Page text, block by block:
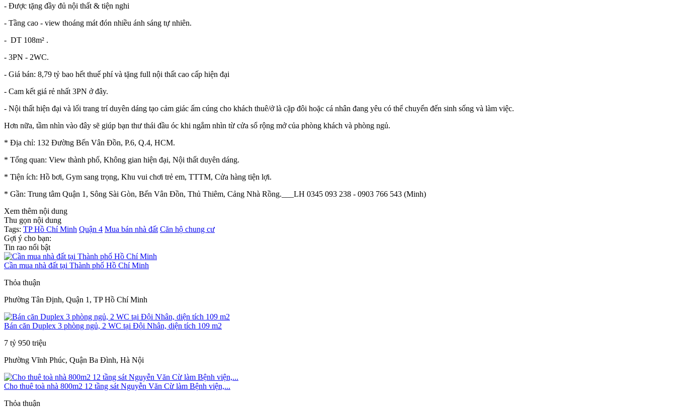
- Được tặng đầy đủ nội thất & tiện nghi
- Tầng cao - view thoáng mát đón nhiều ánh sáng tự nhiên.
- DT 108m² .
- 3PN - 2WC.
- Giá bán: 8,79 tỷ bao hết thuế phí và tặng full nội thất cao cấp hiện đại
- Cam kết giá rẻ nhất 3PN ở đây.
- Nội thất hiện đại và lối trang trí duyên dáng tạo cảm giác ấm cúng cho khách thuê/ở là cặp đôi hoặc cá nhân đang yêu có thể chuyển đến sinh sống và làm việc.
Hơn nữa, tầm nhìn vào đây sẽ giúp bạn thư thái đầu óc khi ngắm nhìn từ cửa sổ rộng mở của phòng khách và phòng ngủ.
* Địa chỉ: 132 Đường Bến Vân Đồn, P.6, Q.4, HCM.
* Tổng quan: View thành phố, Không gian hiện đại, Nội thất duyên dáng.
* Tiện ích: Hồ bơi, Gym sang trọng, Khu vui chơi trẻ em, TTTM, Cửa hàng tiện lợi.
* Gần: Trung tâm Quận 1, Sông Sài Gòn, Bến Vân Đồn, Thủ Thiêm, Cảng Nhà Rồng.___LH 0345 093 238 - 0903 766 543 (Minh)
Xem thêm nội dung
Thu gọn nội dung
Tags: TP Hồ Chí Minh Quận 4 Mua bán nhà đất Căn hộ chung cư
Gợi ý cho bạn:
Tin rao nổi bật
Cần mua nhà đất tại Thành phố Hồ Chí Minh
Thỏa thuận
Phường Tân Định, Quận 1, TP Hồ Chí Minh
Bán căn Duplex 3 phòng ngủ, 2 WC tại Đội Nhân, diện tích 109 m2
7 tỷ 950 triệu
Phường Vĩnh Phúc, Quận Ba Đình, Hà Nội
Cho thuê toà nhà 800m2 12 tầng sát Nguyễn Văn Cừ làm Bệnh viện,...
Thỏa thuận